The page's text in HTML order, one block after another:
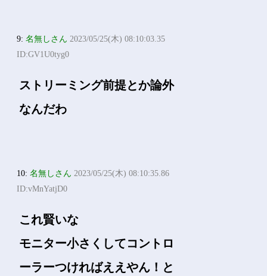
9:名無しさん 2023/05/25(木) 08:10:03.35
ID:GV1U0tyg0
ストリーミング前提とか論外
なんだわ
10:名無しさん 2023/05/25(木) 08:10:35.86
ID:vMnYatjD0
これ賢いな
モニター小さくしてコントロ
ーラーつければええやん！と